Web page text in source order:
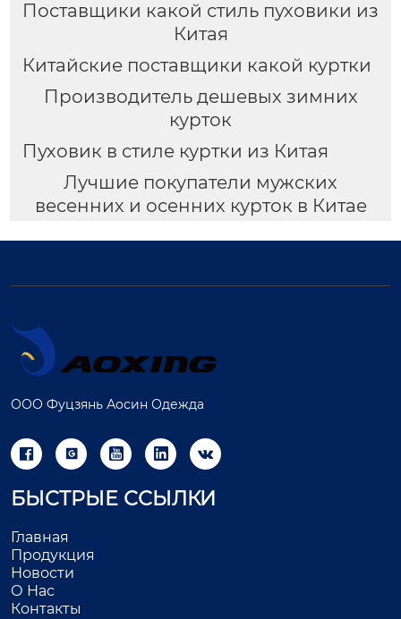
Поставщики какой стиль пуховики из
Китая
Китайские поставщики какой куртки
Производитель дешевых зимних
курток
Пуховик в стиле куртки из Китая
Лучшие покупатели мужских
весенних и осенних курток в Китае
ООО Фуцзянь Аосин Одежда
    
БЫСТРЫЕ ССЫЛКИ
Главная
Продукция
Новости
О Нас
Контакты